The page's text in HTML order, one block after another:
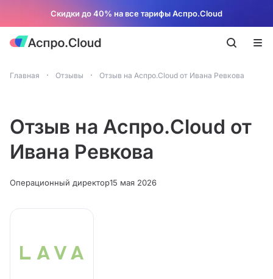
Скидки до 40% на все тарифы Аспро.Cloud
Главная Отзывы Отзыв на Аспро.Cloud от Ивана Ревкова
Отзыв на Аспро.Cloud от
Ивана Ревкова
Операционный директор15 мая 2026